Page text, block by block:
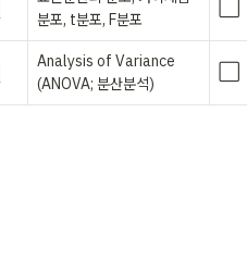
분포, t분포, F분포
Analysis of Variance
(ANOVA; 분산분석)